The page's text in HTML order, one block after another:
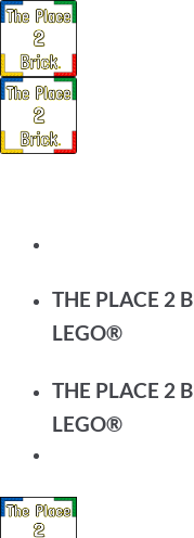
Passer
contenu
THE PLACE 2
LEGO®
THE PLACE 2
LEGO®